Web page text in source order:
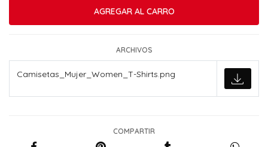
ARCHIVOS
Camisetas_Mujer_Women_T-Shirts.png
COMPARTIR